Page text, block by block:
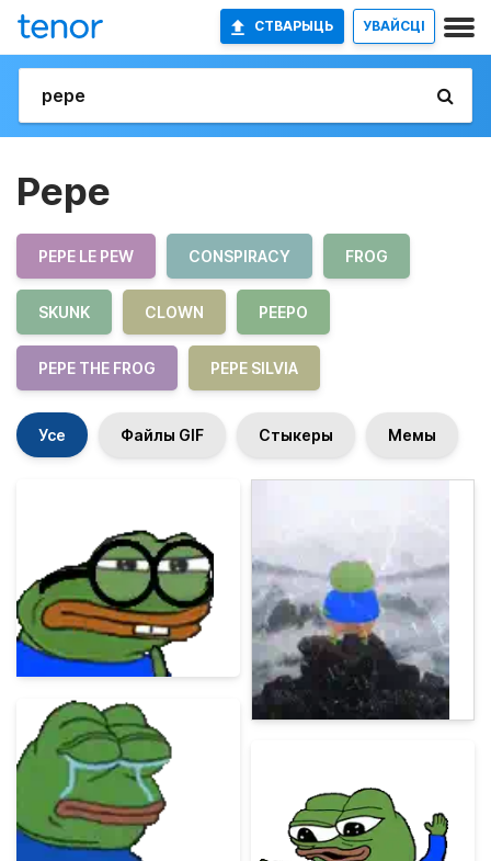
СТВАРЫЦЬ УВАЙСЦІ
Pepe
PEPE LE PEW CONSPIRACY FROG
SKUNK CLOWN PEEPO
PEPE THE FROG PEPE SILVIA
Усе Файлы GIF Стыкеры Мемы